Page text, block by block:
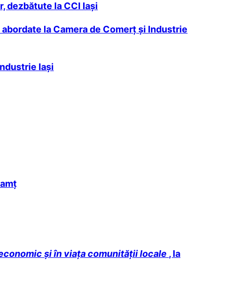
dezbătute la CCI Iaşi
la Camera de Comerţ şi Industrie
Iaşi
și în viața comunității locale , la